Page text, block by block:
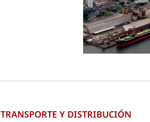
TRANSPORTE Y DISTRIBUCIÓN